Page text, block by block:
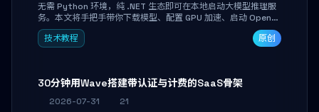
无需 Python 环境，纯 .NET 生态即可在本地启动大模型推理服
务。本文将手把手带你下载模型、配置 GPU 加速、启动 OpenAI
兼容 API，并在 C# 业务代码中无缝调用。数据不出网，零门槛
搞定本地 LLM 部署。
技术教程 原创
30分钟用Wave搭建带认证与计费的SaaS骨架
2026-07-31
21